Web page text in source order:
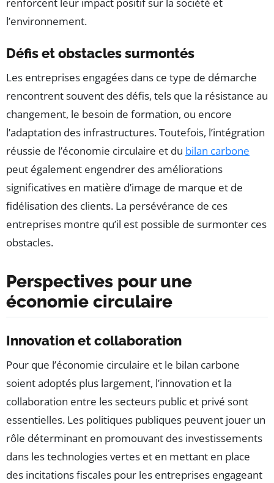
renforcent leur impact positif sur la société et
l’environnement.
Défis et obstacles surmontés
Les entreprises engagées dans ce type de démarche
rencontrent souvent des défis, tels que la résistance au
changement, le besoin de formation, ou encore
l’adaptation des infrastructures. Toutefois, l’intégration
réussie de l’économie circulaire et du bilan carbone
peut également engendrer des améliorations
significatives en matière d’image de marque et de
fidélisation des clients. La persévérance de ces
entreprises montre qu’il est possible de surmonter ces
obstacles.
Perspectives pour une
économie circulaire
Innovation et collaboration
Pour que l’économie circulaire et le bilan carbone
soient adoptés plus largement, l’innovation et la
collaboration entre les secteurs public et privé sont
essentielles. Les politiques publiques peuvent jouer un
rôle déterminant en promouvant des investissements
dans les technologies vertes et en mettant en place
des incitations fiscales pour les entreprises engageant